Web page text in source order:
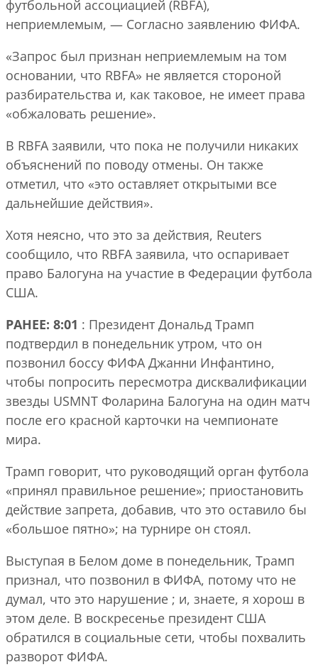
футбольной ассоциацией (RBFA),
неприемлемым, — Согласно заявлению ФИФА.
«Запрос был признан неприемлемым на том
основании, что RBFA» не является стороной
разбирательства и, как таковое, не имеет права
«обжаловать решение».
В RBFA заявили, что пока не получили никаких
объяснений по поводу отмены. Он также
отметил, что «это оставляет открытыми все
дальнейшие действия».
Хотя неясно, что это за действия, Reuters
сообщило, что RBFA заявила, что оспаривает
право Балогуна на участие в Федерации футбола
США.
РАНЕЕ: 8:01 : Президент Дональд Трамп
подтвердил в понедельник утром, что он
позвонил боссу ФИФА Джанни Инфантино,
чтобы попросить пересмотра дисквалификации
звезды USMNT Фоларина Балогуна на один матч
после его красной карточки на чемпионате
мира.
Трамп говорит, что руководящий орган футбола
«принял правильное решение»; приостановить
действие запрета, добавив, что это оставило бы
«большое пятно»; на турнире он стоял.
Выступая в Белом доме в понедельник, Трамп
признал, что позвонил в ФИФА, потому что не
думал, что это нарушение ; и, знаете, я хорош в
этом деле. В воскресенье президент США
обратился в социальные сети, чтобы похвалить
разворот ФИФА.